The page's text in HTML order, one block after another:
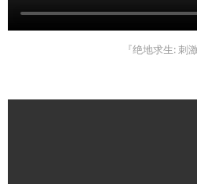
『绝地求生: 刺